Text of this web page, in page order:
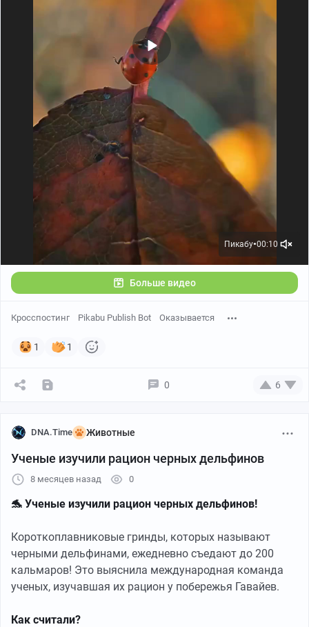
Пикабу●00:10
Больше видео
Кросспостинг Pikabu Publish Bot Оказывается
1 1
0 6
DNA.Time Животные
Ученые изучили рацион черных дельфинов
8 месяцев назад 0
🐬 Ученые изучили рацион черных дельфинов!
Короткоплавниковые гринды, которых называют
черными дельфинами, ежедневно съедают до 200
кальмаров! Это выяснила международная команда
ученых, изучавшая их рацион у побережья Гавайев.
Как считали?